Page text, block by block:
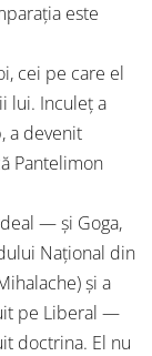
este
cei pe care el
lui. Inculeţ a
a devenit
Pantelimon
— şi Goga,
Naţional din
şi a
pe Liberal —
doctrina. El nu